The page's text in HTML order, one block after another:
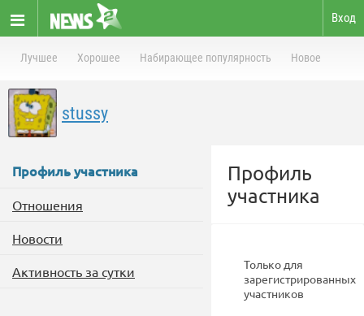
Вход
Лучшее Хорошее Набирающее популярность Новое
stussy
Профиль участника
Отношения
Новости
Активность за сутки
Профиль
участника
Только для
зарегистрированных
участников